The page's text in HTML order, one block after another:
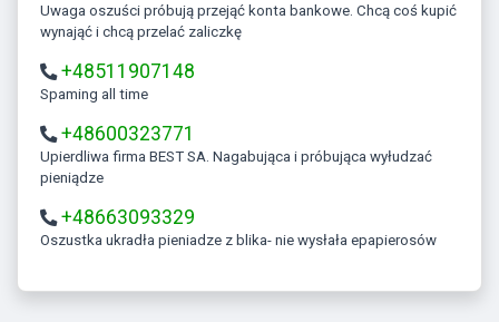
Uwaga oszuści próbują przejąć konta bankowe. Chcą coś kupić
wynająć i chcą przelać zaliczkę
+48511907148
Spaming all time
+48600323771
Upierdliwa firma BEST SA. Nagabująca i próbująca wyłudzać
pieniądze
+48663093329
Oszustka ukradła pieniadze z blika- nie wysłała epapierosów